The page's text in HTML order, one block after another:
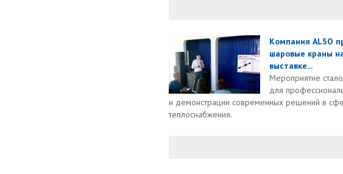
Компания ALSO
шаровые краны
выставке...
Мероприятие
для
и демонстрации современных решений в
теплоснабжения.